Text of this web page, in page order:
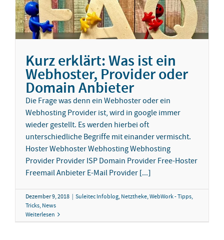
Kurz erklärt: Was ist ein
Webhoster, Provider oder
Domain Anbieter
Die Frage was denn ein Webhoster oder ein
Webhosting Provider ist, wird in google immer
wieder gestellt. Es werden hierbei oft
unterschiedliche Begriffe mit einander vermischt.
Hoster Webhoster Webhosting Webhosting
Provider Provider ISP Domain Provider Free-Hoster
Freemail Anbieter E-Mail Provider [...]
Dezember 9, 2018 | Suleitec Infoblog,Netztheke,WebWork - Tipps,
Tricks, News
Weiterlesen